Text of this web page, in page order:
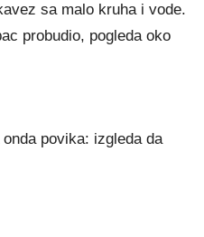
sa malo kruha i vode.
probudio, pogleda oko
povika: izgleda da